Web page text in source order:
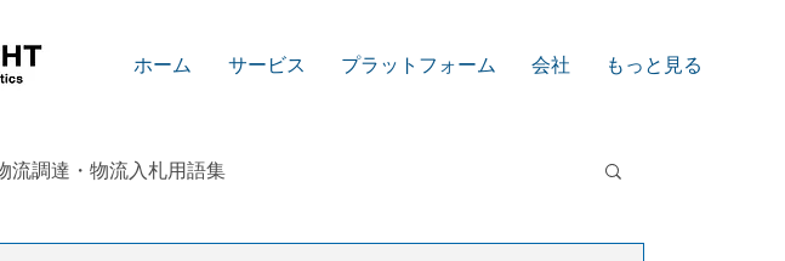
ホーム サービス プラットフォーム 会社 もっと見る
流調達・物流入札用語集